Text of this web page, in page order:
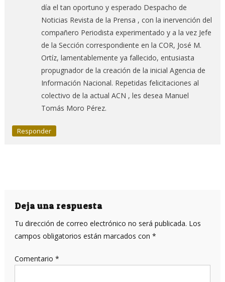
día el tan oportuno y esperado Despacho de
Noticias Revista de la Prensa , con la inervención del
compañero Periodista experimentado y a la vez Jefe
de la Sección correspondiente en la COR, José M.
Ortíz, lamentablemente ya fallecido, entusiasta
propugnador de la creación de la inicial Agencia de
Información Nacional. Repetidas felicitaciones al
colectivo de la actual ACN , les desea Manuel
Tomás Moro Pérez.
Responder
Deja una respuesta
Tu dirección de correo electrónico no será publicada. Los
campos obligatorios están marcados con *
Comentario *